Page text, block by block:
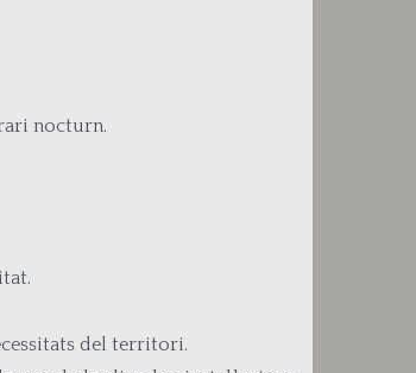
nocturn.
del territori.